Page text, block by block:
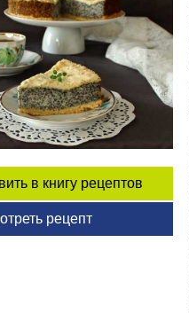
в книгу рецептов
рецепт